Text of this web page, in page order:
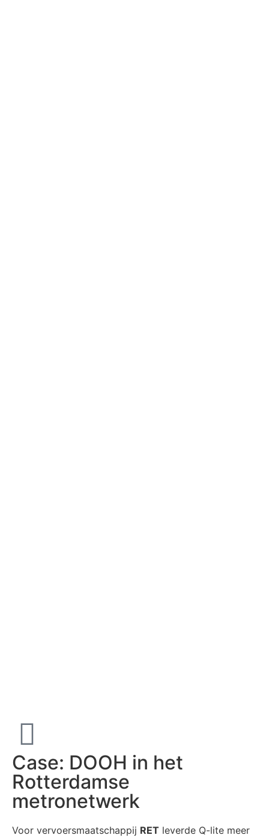
Case: DOOH in het
Rotterdamse
metronetwerk
Voor vervoersmaatschappij RET leverde Q-lite meer